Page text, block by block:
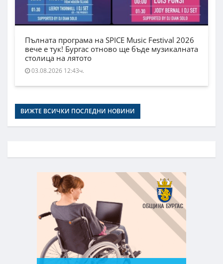
Пълната програма на SPICE Music Festival 2026
вече е тук! Бургас отново ще бъде музикалната
столица на лятото
03.08.2026 12:43ч.
ВИЖТЕ ВСИЧКИ ПОСЛЕДНИ НОВИНИ